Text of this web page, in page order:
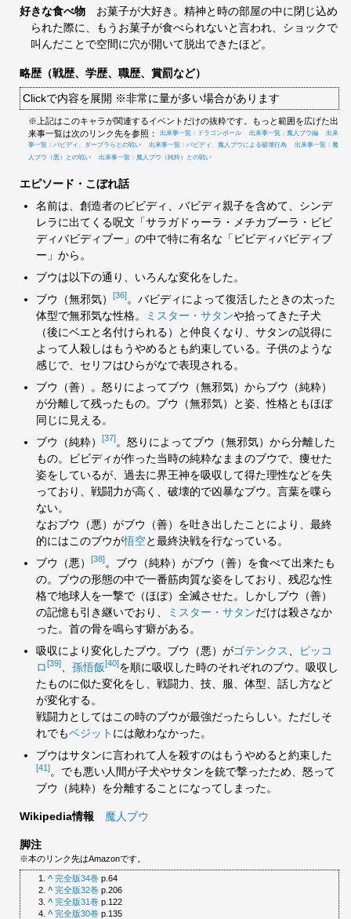
好きな食べ物
お菓子が大好き。精神と時の部屋の中に閉じ込め
られた際に、もうお菓子が食べられないと言われ、ショックで
叫んだことで空間に穴が開いて脱出できたほど。
略歴（戦歴、学歴、職歴、賞罰など）
Clickで内容を展開 ※非常に量が多い場合があります
※上記はこのキャラが関連するイベントだけの抜粋です。もっと範囲を広げた出
来事一覧は次のリンク先を参照：
出来事一覧：ドラゴンボール 出来事一覧：魔人ブウ編
出来
事一覧：バビディ、ダーブラらとの戦い
出来事一覧：バビディ、魔人ブウによる破壊行為
出来事一覧：魔
人ブウ（悪）との戦い
出来事一覧：魔人ブウ（純粋）との戦い
エピソード・こぼれ話
名前は、創造者のビビディ、バビディ親子を含めて、シンデ
レラに出てくる呪文「サラガドゥーラ・メチカブーラ・ビビ
ディバビディブー」の中で特に有名な「ビビディバビディブ
ー」から。
ブウは以下の通り、いろんな変化をした。
ブウ（無邪気）
[36] 。バビディによって復活したときの太った
体型で無邪気な性格。
ミスター・サタンや拾ってきた子犬
（後にベエと名付けられる）と仲良くなり、サタンの説得に
よって人殺しはもうやめるとも約束している。子供のような
感じで、セリフはひらがなで表現される。
ブウ（善）。怒りによってブウ（無邪気）からブウ（純粋）
が分離して残ったもの。ブウ（無邪気）と姿、性格ともほぼ
同じに見える。
ブウ（純粋）
[37] 。怒りによってブウ（無邪気）から分離した
もの。ビビディが作った当時の純粋なままのブウで、痩せた
姿をしているが、過去に界王神を吸収して得た理性などを失
っており、戦闘力が高く、破壊的で凶暴なブウ。言葉を喋ら
ない。
なおブウ（悪）がブウ（善）を吐き出したことにより、最終
的にはこのブウが悟空と最終決戦を行なっている。
ブウ（悪）
[38] 。ブウ（純粋）がブウ（善）を食べて出来たも
の。ブウの形態の中で一番筋肉質な姿をしており、残忍な性
格で地球人を一撃で（ほぼ）全滅させた。しかしブウ（善）
の記憶も引き継いでおり、
ミスター・サタンだけは殺さなか
った。首の骨を鳴らす癖がある。
吸収により変化したブウ。ブウ（悪）がゴテンクス
ピッコ
ロ [39] 孫悟飯[40]を順に吸収した時のそれぞれのブウ。吸収し
たものに似た変化をし、戦闘力、技、服、体型、話し方など
が変化する。
戦闘力としてはこの時のブウが最強だったらしい。ただしそ
れでもベジット には敵わなかった。
ブウはサタンに言われて人を殺すのはもうやめると約束した
[41] 。でも悪い人間が子犬やサタンを銃で撃ったため、怒って
ブウ（純粋）を分離することになってしまった。
Wikipedia情報 魔人ブウ
脚注
※本のリンク先はAmazonです。
^ 完全版34巻p.64
^ 完全版32巻p.206
^ 完全版31巻p.122
^ 完全版30巻p.135